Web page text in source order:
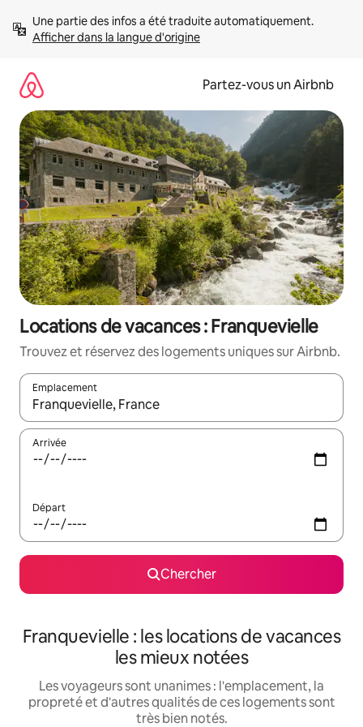
directement
Afficher dans la langue d'origine
Partez-vous un Airbnb
Locations de vacances : Franquevielle
Trouvez et réservez des logements uniques sur Airbnb.
Emplacement
Quand les résultats sont affichés, parcourez-les en utilisant
Arrivée
Départ
Chercher
Franquevielle : les locations de vacances
les mieux notées
Les voyageurs sont unanimes : l'emplacement, la
propreté et d'autres qualités de ces logements sont
très bien notés.